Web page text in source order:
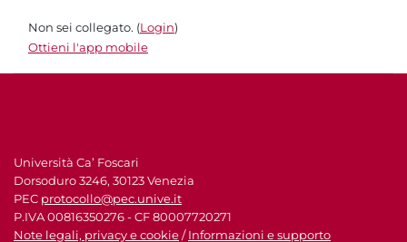
Non sei collegato. (Login)
Ottieni l'app mobile
Università Ca’ Foscari
Dorsoduro 3246, 30123 Venezia
PEC protocollo@pec.unive.it
P.IVA 00816350276 - CF 80007720271
Note legali, privacy e cookie/Informazioni e supporto